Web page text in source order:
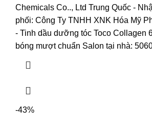
Chemicals Co.., Ltd Trung Quốc -
phối: Công Ty TNHH XNK Hóa Mỹ
- Tinh dầu dưỡng tóc Toco Collagen
bóng mượt chuẩn Salon tại nhà:
-43%